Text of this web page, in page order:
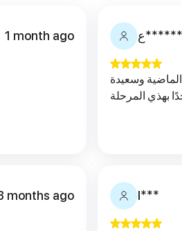
1 month ago ع******
وسعيدة
بهذي المرحلة
months ago I***